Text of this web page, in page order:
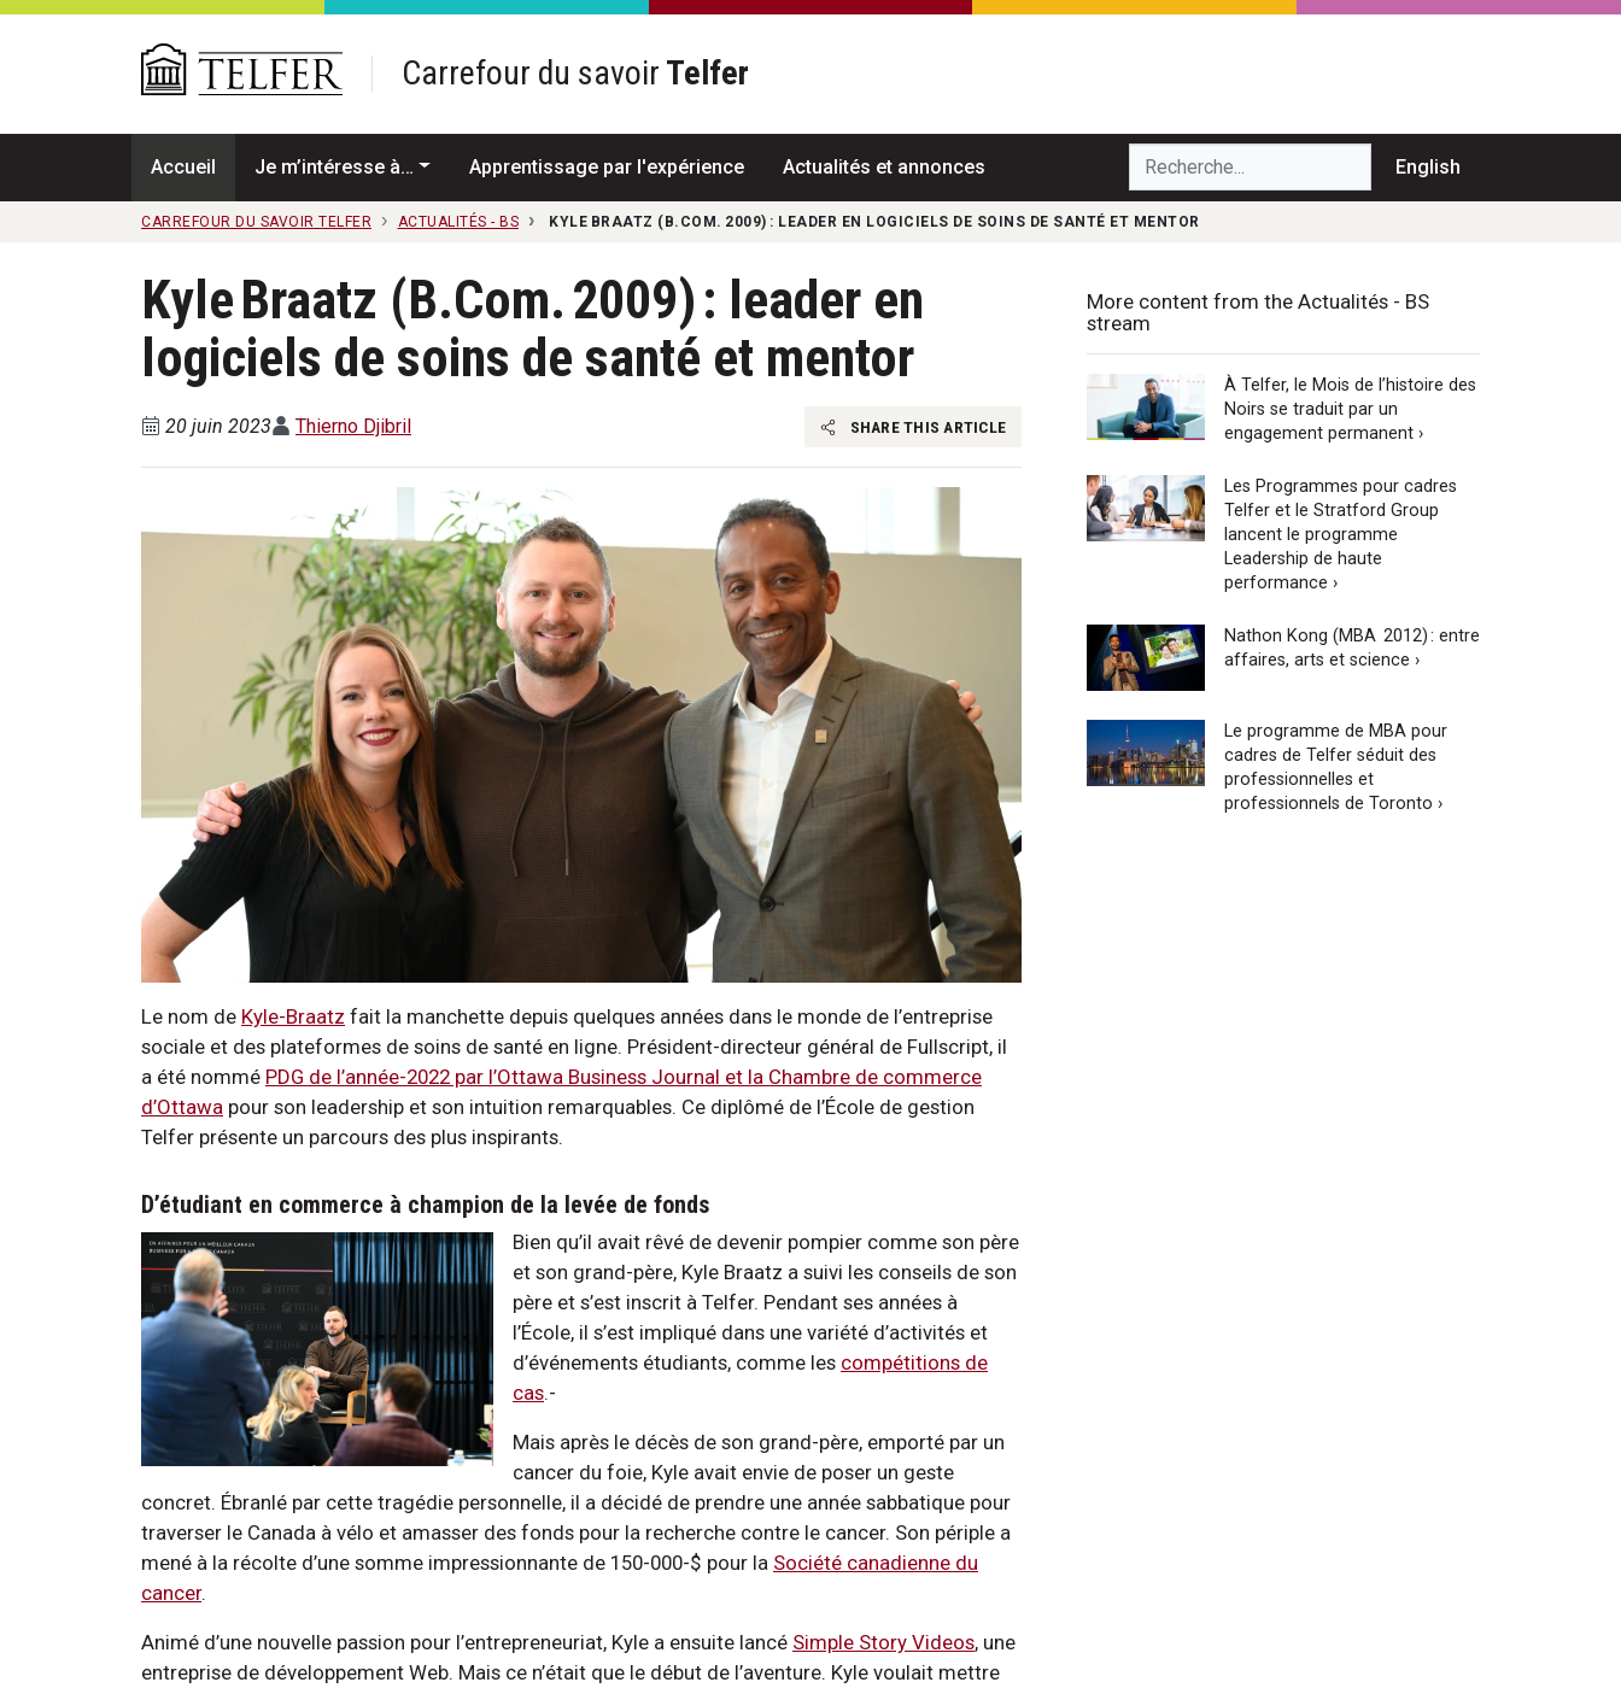
Passer au contenu principal
Carrefour du savoir Telfer
Accueil Je m’intéresse à… Apprentissage par l'expérience Actualités et annonces Recherche... English
CARREFOUR DU SAVOIR TELFER ACTUALITÉS - BS KYLE BRAATZ (B.COM. 2009) : LEADER EN LOGICIELS DE SOINS DE SANTÉ ET MENTOR
Kyle Braatz (B.Com. 2009) : leader en
logiciels de soins de santé et mentor
20 juin 2023 Thierno Djibril SHARE THIS ARTICLE
Le nom de Kyle-Braatz fait la manchette depuis quelques années dans le monde de l’entreprise
sociale et des plateformes de soins de santé en ligne. Président-directeur général de Fullscript, il
a été nommé PDG de l’année-2022 par l’Ottawa Business Journal et la Chambre de commerce
d’Ottawa pour son leadership et son intuition remarquables. Ce diplômé de l’École de gestion
Telfer présente un parcours des plus inspirants.
D’étudiant en commerce à champion de la levée de fonds
Bien qu’il avait rêvé de devenir pompier comme son père
et son grand-père, Kyle Braatz a suivi les conseils de son
père et s’est inscrit à Telfer. Pendant ses années à
l’École, il s’est impliqué dans une variété d’activités et
d’événements étudiants, comme les compétitions de
cas.-
Mais après le décès de son grand-père, emporté par un
cancer du foie, Kyle avait envie de poser un geste
concret. Ébranlé par cette tragédie personnelle, il a décidé de prendre une année sabbatique pour
traverser le Canada à vélo et amasser des fonds pour la recherche contre le cancer. Son périple a
mené à la récolte d’une somme impressionnante de 150-000-$ pour la Société canadienne du
cancer.
Animé d’une nouvelle passion pour l’entrepreneuriat, Kyle a ensuite lancé Simple Story Videos, une
entreprise de développement Web. Mais ce n’était que le début de l’aventure. Kyle voulait mettre
More content from the Actualités - BS
stream
À Telfer, le Mois de l’histoire des
Noirs se traduit par un
engagement permanent ›
Les Programmes pour cadres
Telfer et le Stratford Group
lancent le programme
Leadership de haute
performance ›
Nathon Kong (MBA 2012) : entre
affaires, arts et science ›
Le programme de MBA pour
cadres de Telfer séduit des
professionnelles et
professionnels de Toronto ›